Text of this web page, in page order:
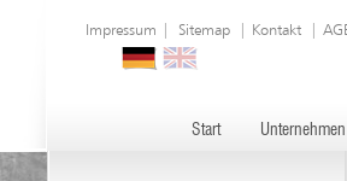
Impressum Sitemap Kontakt
Start Unternehmen